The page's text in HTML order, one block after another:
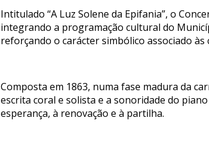
Intitulado “A Luz Solene da Epifania”, o
integrando a programação cultural do
reforçando o carácter simbólico associado às
Composta em 1863, numa fase madura da
escrita coral e solista e a sonoridade do
esperança, à renovação e à partilha.